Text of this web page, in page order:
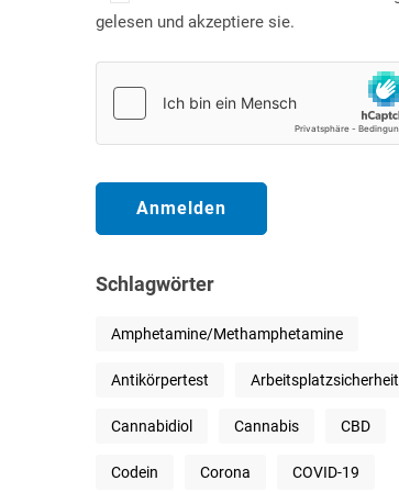
gelesen und akzeptiere sie.
Schlagwörter
Amphetamine/Methamphetamine
Antikörpertest Arbeitsplatzsicherheit
Cannabidiol Cannabis CBD
Codein Corona COVID-19